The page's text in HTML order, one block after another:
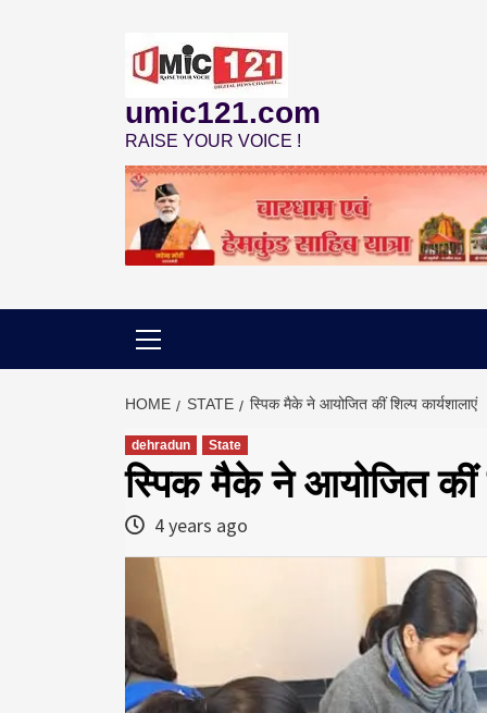
umic121.com
RAISE YOUR VOICE !
HOME STATE स्पिक मैके ने आयोजित कीं शिल्प कार्यशालाएं
dehradun State
स्पिक मैके ने आयोजित कीं
4 years ago